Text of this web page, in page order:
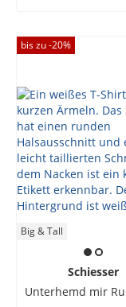
bis zu -20%
Big & Tall
Schiesser